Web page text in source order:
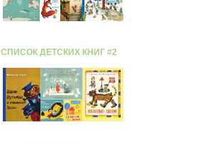
СПИСОК ДЕТСКИХ КНИГ #2